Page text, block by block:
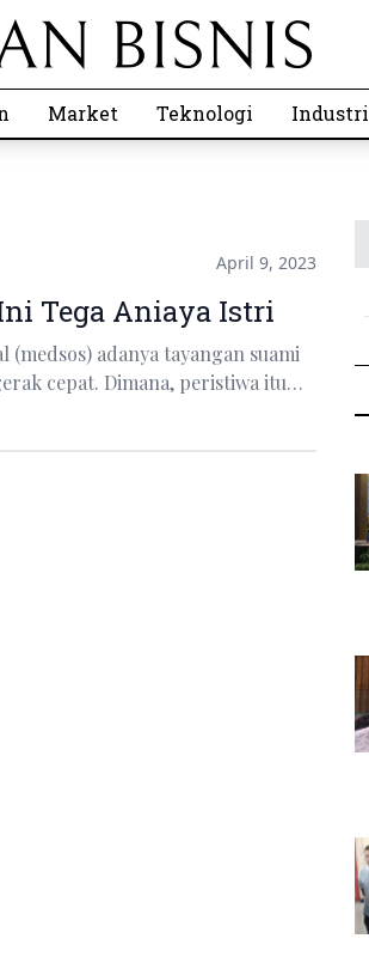
Market Teknologi Industri
April 9, 2023
Tega Aniaya Istri
adanya tayangan suami
cepat. Dimana, peristiwa itu…